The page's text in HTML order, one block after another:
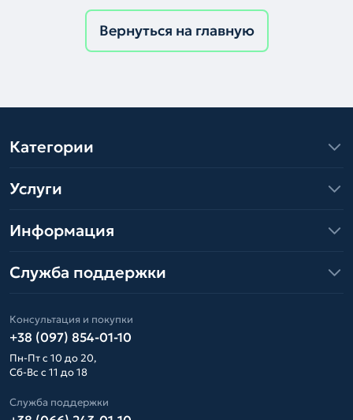
Вернуться на главную
Категории
Услуги
Информация
Служба поддержки
Консультация и покупки
+38 (097) 854-01-10
Пн-Пт с 10 до 20,
Сб-Вс с 11 до 18
Служба поддержки